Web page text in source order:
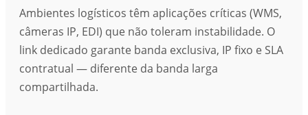
Ambientes logísticos têm aplicações críticas (WMS,
câmeras IP, EDI) que não toleram instabilidade. O
link dedicado garante banda exclusiva, IP fixo e SLA
contratual — diferente da banda larga
compartilhada.